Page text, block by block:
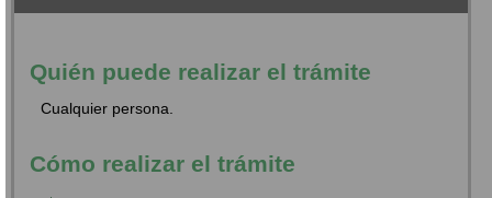
Quién puede realizar el trámite
Cualquier persona.
Cómo realizar el trámite